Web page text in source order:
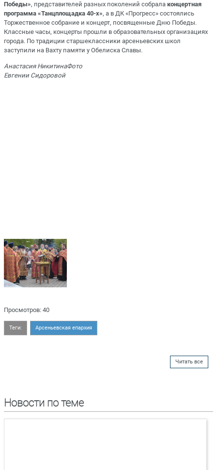
Победы», представителей разных поколений собрала концертная
программа «Танцплощадка 40-х», а в ДК «Прогресс» состоялись
Торжественное собрание и концерт, посвященные Дню Победы.
Классные часы, концерты прошли в образовательных организациях
города. По традиции старшеклассники арсеньевских школ
заступили на Вахту памяти у Обелиска Славы.
Анастасия НикитинаФото
Евгении Сидоровой
Просмотров: 40
Теги: Арсеньевская епархия
Читать все
Новости по теме